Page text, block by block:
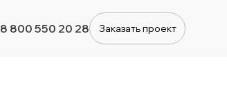
8 800 550 20 28 Заказать проект